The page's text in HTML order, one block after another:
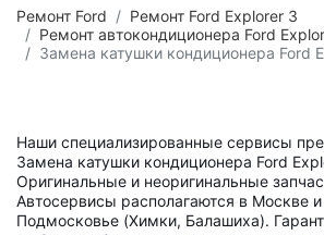
Ремонт Ford
Ремонт Ford Explorer 3
Ремонт автокондиционера Ford
Замена катушки кондиционера Ford
Наши специализированные сервисы
Замена катушки кондиционера Ford
Оригинальные и неоригинальные
Автосервисы располагаются в Москве
Подмосковье (Химки, Балашиха).